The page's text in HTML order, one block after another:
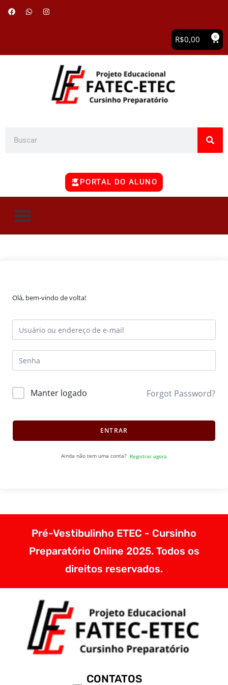
R$0,00 0
PORTAL DO ALUNO
Olá, bem-vindo de volta!
Manter logado Forgot Password?
ENTRAR
Ainda não tem uma conta? Registrar agora
Pré-Vestibulinho ETEC - Cursinho
Preparatório Online 2025. Todos os
direitos reservados.
CONTATOS